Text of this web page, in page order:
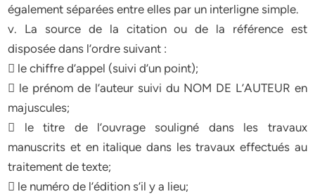
également séparées entre elles par un interligne simple.
v. La source de la citation ou de la référence est
disposée dans l’ordre suivant :
 le chiffre d’appel (suivi d’un point);
 le prénom de l’auteur suivi du NOM DE L’AUTEUR en
majuscules;
 le titre de l’ouvrage souligné dans les travaux
manuscrits et en italique dans les travaux effectués au
traitement de texte;
 le numéro de l’édition s’il y a lieu;